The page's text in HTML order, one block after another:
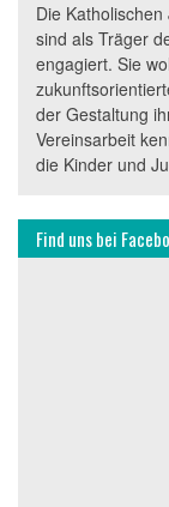
Die
sind als Träger
engagiert. Sie
der Gestaltung
Vereinsarbeit
die Kinder und
Find uns bei